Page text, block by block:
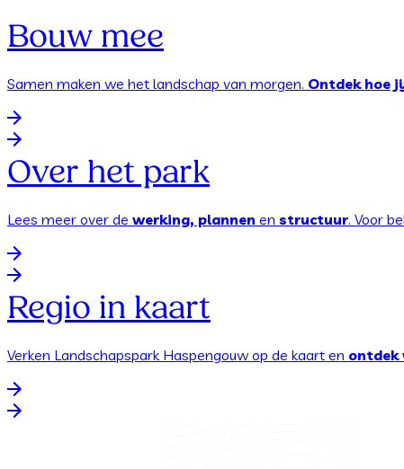
Bouw mee
Samen maken we het landschap van morgen. Ontdek hoe
Over het park
Lees meer over de werking, plannen en structuur. Voor
Regio in kaart
Verken Landschapspark Haspengouw op de kaart en ontdek